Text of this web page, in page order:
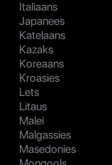
Italiaans
Japanees
Katelaans
Kazaks
Koreaans
Kroasies
Lets
Litaus
Malei
Malgassies
Masedonies